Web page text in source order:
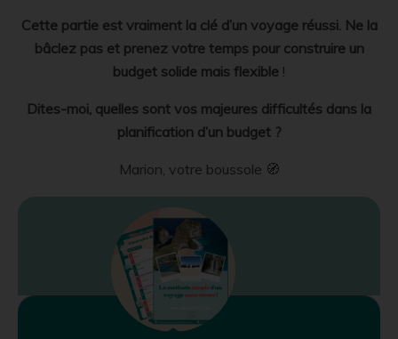
Cette partie est vraiment la clé d’un voyage réussi. Ne la
bâclez pas et prenez votre temps pour construire un
budget solide mais flexible !
Dites-moi, quelles sont vos majeures difficultés dans la
planification d’un budget ?
Marion, votre boussole 🧭